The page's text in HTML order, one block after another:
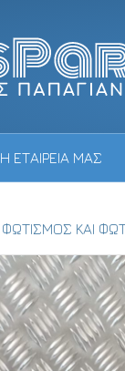
Η ΕΤΑΙΡΕΙΑ ΜΑΣ
ΦΩΤΙΣΜΟΣ ΚΑΙ